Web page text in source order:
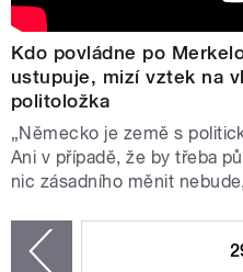
Kdo povládne po
ustupuje, mizí vztek na
politoložka
„Německo je země s
Ani v případě, že by třeba
nic zásadního měnit